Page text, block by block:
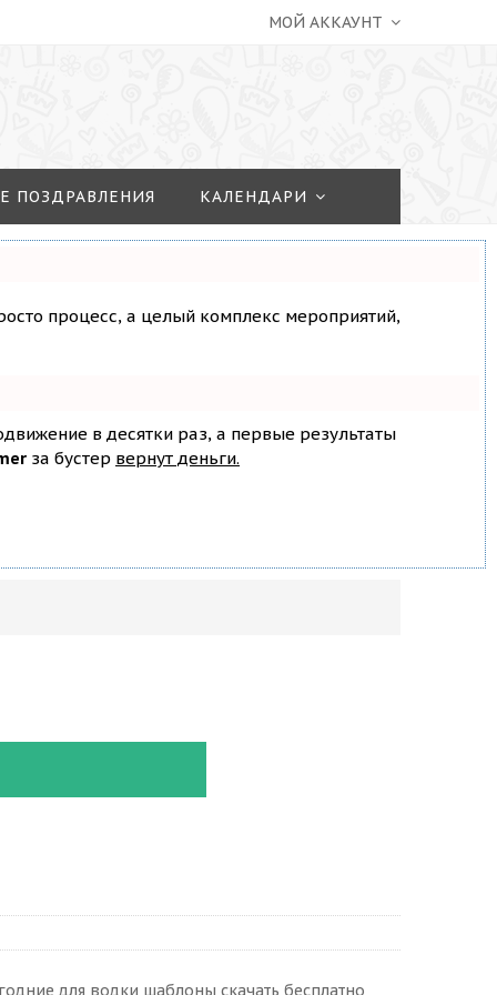
МОЙ АККАУНТ
ПОЗДРАВЛЕНИЯ КАЛЕНДАРИ
процесс, а целый комплекс мероприятий,
в десятки раз, а первые результаты
за бустер вернут деньги.
для водки шаблоны скачать бесплатно